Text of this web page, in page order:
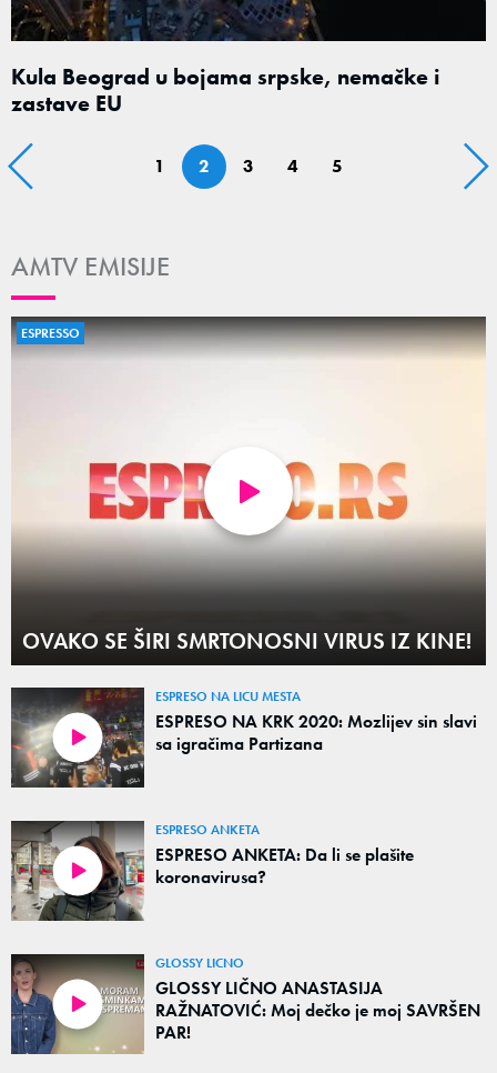
Kula Beograd u bojama srpske, nemačke i
zastave EU
1 2 3 4 5
AMTV EMISIJE
ESPRESSO
OVAKO SE ŠIRI SMRTONOSNI VIRUS IZ KINE!
ESPRESO NA LICU MESTA
ESPRESO NA KRK 2020: Mozlijev sin slavi
sa igračima Partizana
ESPRESO ANKETA
ESPRESO ANKETA: Da li se plašite
koronavirusa?
GLOSSY LICNO
GLOSSY LIČNO ANASTASIJA
RAŽNATOVIĆ: Moj dečko je moj SAVRŠEN
PAR!